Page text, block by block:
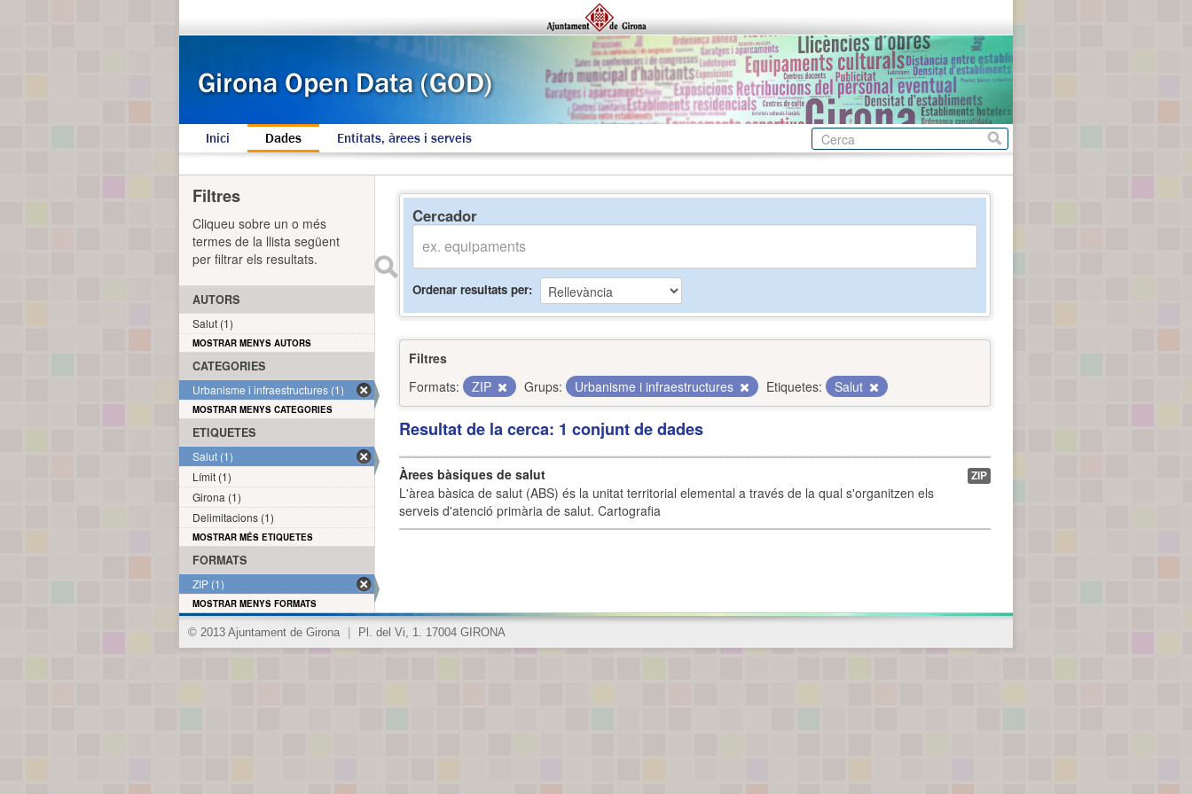
Inici Dades Entitats, àrees i serveis
Cercador
Ordenar resultats per
Filtres
Formats:
ZIP Grups: Urbanisme i infraestructures Etiquetes: Salut
Resultat de la cerca: 1 conjunt de dades
Àrees bàsiques de salut
L'àrea bàsica de salut (ABS) és la unitat territorial elemental a través de la qual s'organitzen els
serveis d'atenció primària de salut. Cartografia
ZIP
Filtres
Cliqueu sobre un o més
termes de la llista següent
per filtrar els resultats.
AUTORS
Salut (1)
MOSTRAR MENYS AUTORS
CATEGORIES
Urbanisme i infraestructures (1)
MOSTRAR MENYS CATEGORIES
ETIQUETES
Salut (1)
Límit (1)
Girona (1)
Delimitacions (1)
MOSTRAR MÉS ETIQUETES
FORMATS
ZIP (1)
MOSTRAR MENYS FORMATS
© 2013 Ajuntament de Girona Pl. del Vi, 1. 17004 GIRONA